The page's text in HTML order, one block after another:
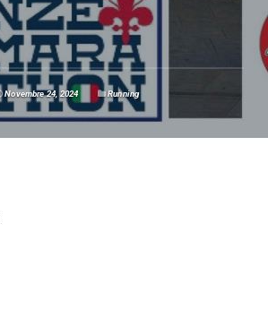
Novembre 24, 2024 Running